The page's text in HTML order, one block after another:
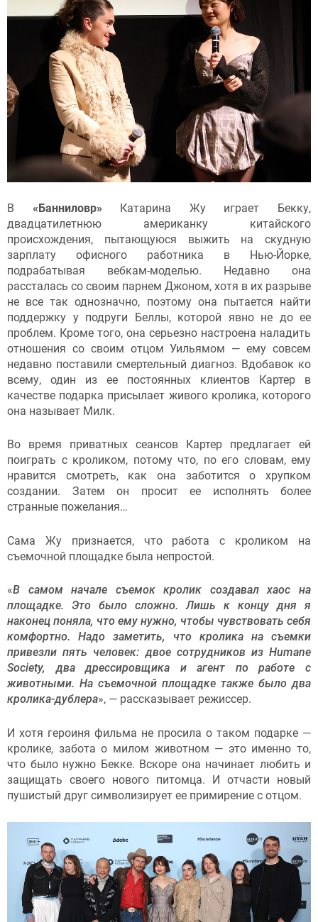
В «Банниловр» Катарина Жу играет Бекку,
двадцатилетнюю американку китайского
происхождения, пытающуюся выжить на скудную
зарплату офисного работника в Нью-Йорке,
подрабатывая вебкам-моделью. Недавно она
рассталась со своим парнем Джоном, хотя в их разрыве
не все так однозначно, поэтому она пытается найти
поддержку у подруги Беллы, которой явно не до ее
проблем. Кроме того, она серьезно настроена наладить
отношения со своим отцом Уильямом — ему совсем
недавно поставили смертельный диагноз. Вдобавок ко
всему, один из ее постоянных клиентов Картер в
качестве подарка присылает живого кролика, которого
она называет Милк.
Во время приватных сеансов Картер предлагает ей
поиграть с кроликом, потому что, по его словам, ему
нравится смотреть, как она заботится о хрупком
создании. Затем он просит ее исполнять более
странные пожелания…
Сама Жу признается, что работа с кроликом на
съемочной площадке была непростой.
«В самом начале съемок кролик создавал хаос на
площадке. Это было сложно. Лишь к концу дня я
наконец поняла, что ему нужно, чтобы чувствовать себя
комфортно. Надо заметить, что кролика на съемки
привезли пять человек: двое сотрудников из Humane
Society, два дрессировщика и агент по работе с
животными. На съемочной площадке также было два
кролика-дублера», — рассказывает режиссер.
И хотя героиня фильма не просила о таком подарке —
кролике, забота о милом животном — это именно то,
что было нужно Бекке. Вскоре она начинает любить и
защищать своего нового питомца. И отчасти новый
пушистый друг символизирует ее примирение с отцом.